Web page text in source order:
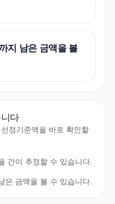
지 남은 금액을 볼
다
정기준액을 바로 확인할
간이 추정할 수 있습니다.
은 금액을 볼 수 있습니다.